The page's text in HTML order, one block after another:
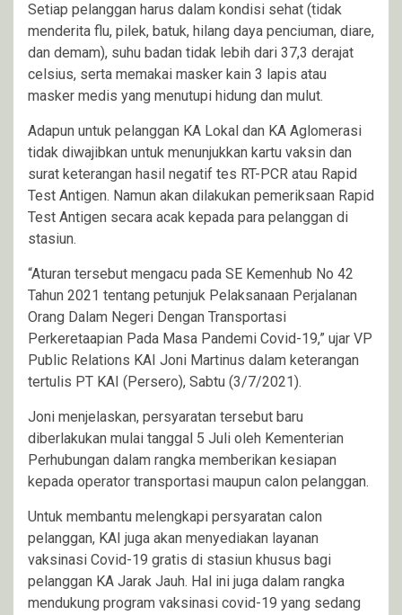
Setiap pelanggan harus dalam kondisi sehat (tidak
menderita flu, pilek, batuk, hilang daya penciuman, diare,
dan demam), suhu badan tidak lebih dari 37,3 derajat
celsius, serta memakai masker kain 3 lapis atau
masker medis yang menutupi hidung dan mulut.
Adapun untuk pelanggan KA Lokal dan KA Aglomerasi
tidak diwajibkan untuk menunjukkan kartu vaksin dan
surat keterangan hasil negatif tes RT-PCR atau Rapid
Test Antigen. Namun akan dilakukan pemeriksaan Rapid
Test Antigen secara acak kepada para pelanggan di
stasiun.
“Aturan tersebut mengacu pada SE Kemenhub No 42
Tahun 2021 tentang petunjuk Pelaksanaan Perjalanan
Orang Dalam Negeri Dengan Transportasi
Perkeretaapian Pada Masa Pandemi Covid-19,” ujar VP
Public Relations KAI Joni Martinus dalam keterangan
tertulis PT KAI (Persero), Sabtu (3/7/2021).
Joni menjelaskan, persyaratan tersebut baru
diberlakukan mulai tanggal 5 Juli oleh Kementerian
Perhubungan dalam rangka memberikan kesiapan
kepada operator transportasi maupun calon pelanggan.
Untuk membantu melengkapi persyaratan calon
pelanggan, KAI juga akan menyediakan layanan
vaksinasi Covid-19 gratis di stasiun khusus bagi
pelanggan KA Jarak Jauh. Hal ini juga dalam rangka
mendukung program vaksinasi covid-19 yang sedang